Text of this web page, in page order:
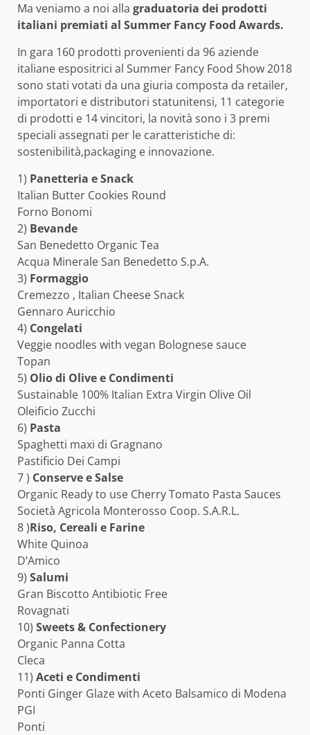
Ma veniamo a noi alla graduatoria dei prodotti
italiani premiati al Summer Fancy Food Awards.
In gara 160 prodotti provenienti da 96 aziende
italiane espositrici al Summer Fancy Food Show 2018
sono stati votati da una giuria composta da retailer,
importatori e distributori statunitensi, 11 categorie
di prodotti e 14 vincitori, la novità sono i 3 premi
speciali assegnati per le caratteristiche di:
sostenibilità,packaging e innovazione.
1) Panetteria e Snack
Italian Butter Cookies Round
Forno Bonomi
2) Bevande
San Benedetto Organic Tea
Acqua Minerale San Benedetto S.p.A.
3) Formaggio
Cremezzo , Italian Cheese Snack
Gennaro Auricchio
4) Congelati
Veggie noodles with vegan Bolognese sauce
Topan
5) Olio di Olive e Condimenti
Sustainable 100% Italian Extra Virgin Olive Oil
Oleificio Zucchi
6) Pasta
Spaghetti maxi di Gragnano
Pastificio Dei Campi
7 ) Conserve e Salse
Organic Ready to use Cherry Tomato Pasta Sauces
Società Agricola Monterosso Coop. S.A.R.L.
8 )Riso, Cereali e Farine
White Quinoa
D’Amico
9) Salumi
Gran Biscotto Antibiotic Free
Rovagnati
10) Sweets & Confectionery
Organic Panna Cotta
Cleca
11) Aceti e Condimenti
Ponti Ginger Glaze with Aceto Balsamico di Modena
PGI
Ponti